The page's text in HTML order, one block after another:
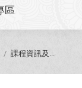
區
課程資訊及...